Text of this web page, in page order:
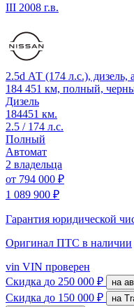
III 2008 г.в.
2.5d АТ (174 л.с.), дизель,
184 451 км, полный,
Дизель
184451 км.
2.5 / 174 л.с.
Полный
Автомат
2 владельца
от 794 000 ₽
1 089 900 ₽
Гарантия юридической
Оригинал ПТС в наличии
vin VIN проверен
Скидка до 250 000 ₽ на
Скидка до 150 000 ₽ на